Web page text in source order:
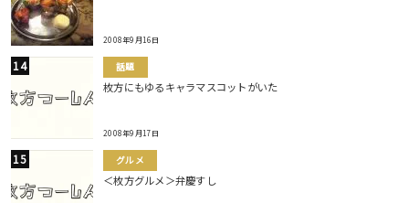
2008年9月16日
話題
枚方にもゆるキャラマスコットがいた
2008年9月17日
グルメ
＜枚方グルメ＞弁慶すし